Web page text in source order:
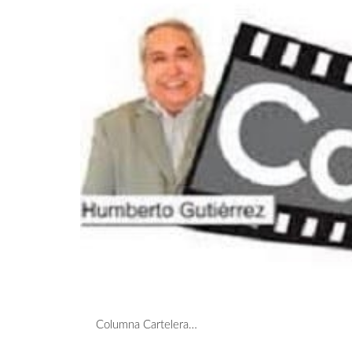
Columna Cartelera…